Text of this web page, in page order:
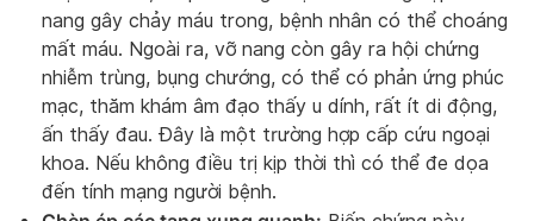
nang gây chảy máu trong, bệnh nhân có thể choáng
mất máu. Ngoài ra, vỡ nang còn gây ra hội chứng
nhiễm trùng, bụng chướng, có thể có phản ứng phúc
mạc, thăm khám âm đạo thấy u dính, rất ít di động,
ấn thấy đau. Đây là một trường hợp cấp cứu ngoại
khoa. Nếu không điều trị kịp thời thì có thể đe dọa
đến tính mạng người bệnh.